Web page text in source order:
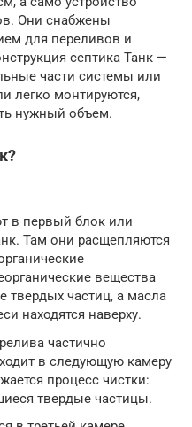
Они снабжены
для переливов и
септика Танк —
части системы или
легко монтируются,
нужный объем.
в первый блок или
Там они расщепляются
вещества
твердых частиц, а масла
находятся наверху.
частично
в следующую камеру
процесс чистки:
твердые частицы.